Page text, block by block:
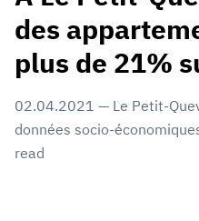
des
plus de 21%
02.04.2021 — Le Petit-
données socio-
read